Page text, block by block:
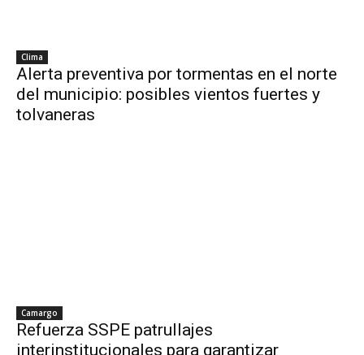
Clima
Alerta preventiva por tormentas en el norte
del municipio: posibles vientos fuertes y
tolvaneras
Camargo
Refuerza SSPE patrullajes
interinstitucionales para garantizar